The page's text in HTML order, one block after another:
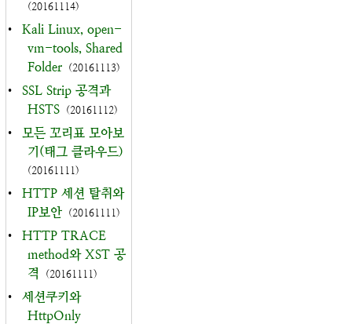
(20161114)
•
Kali Linux, open-
vm-tools, Shared
Folder (20161113)
•
SSL Strip 공격과
HSTS (20161112)
•
모든 꼬리표 모아보
기(태그 클라우드)
(20161111)
•
HTTP 세션 탈취와
IP보안 (20161111)
•
HTTP TRACE
method와 XST 공
격
(20161111)
•
세션쿠키와
HttpOnly